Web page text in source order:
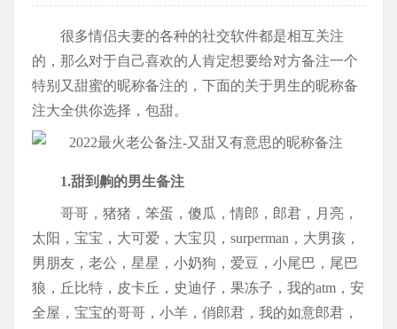
很多情侣夫妻的各种的社交软件都是相互关注
的，那么对于自己喜欢的人肯定想要给对方备注一个
特别又甜蜜的昵称备注的，下面的关于男生的昵称备
注大全供你选择，包甜。
1.甜到齁的男生备注
哥哥，猪猪，笨蛋，傻瓜，情郎，郎君，月亮，
太阳，宝宝，大可爱，大宝贝，surperman，大男孩，
男朋友，老公，星星，小奶狗，爱豆，小尾巴，尾巴
狼，丘比特，皮卡丘，史迪仔，果冻子，我的atm，安
全屋，宝宝的哥哥，小羊，俏郎君，我的如意郎君，